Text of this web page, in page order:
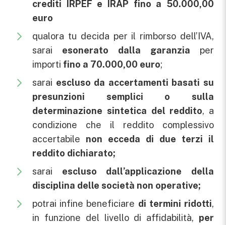
crediti IRPEF e IRAP fino a 50.000,00
euro
qualora tu decida per il rimborso dell’IVA,
sarai esonerato dalla garanzia per
importi fino a 70.000,00 euro;
sarai escluso da accertamenti basati su
presunzioni semplici o sulla
determinazione sintetica del reddito, a
condizione che il reddito complessivo
accertabile non ecceda di due terzi il
reddito dichiarato;
sarai escluso dall’applicazione della
disciplina delle società non operative;
potrai infine beneficiare di termini ridotti,
in funzione del livello di affidabilità, per